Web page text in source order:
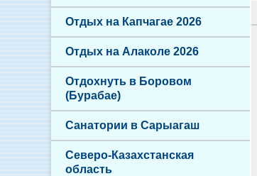
Отдых на Капчагае 2026
Отдых на Алаколе 2026
Отдохнуть в Боровом
(Бурабае)
Санатории в Сарыагаш
Северо-Казахстанская
область